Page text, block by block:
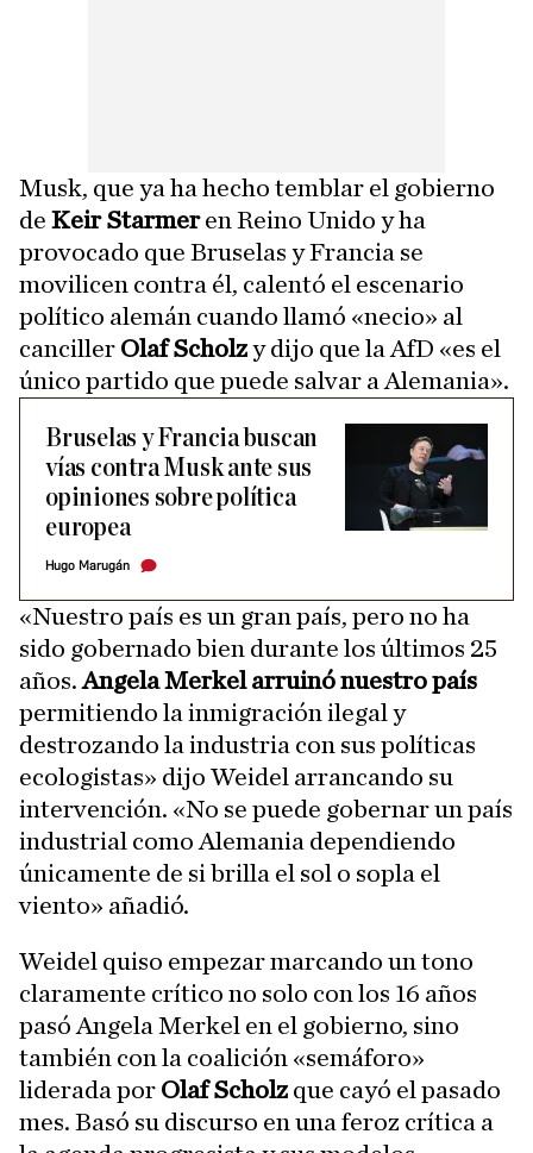
Musk, que ya ha hecho temblar el gobierno
de Keir Starmeren Reino Unido y ha
provocado que Bruselas y Francia se
movilicen contra él, calentó el escenario
político alemán cuando llamó «necio» al
canciller Olaf Scholzy dijo que la AfD «es el
único partido que puede salvar a Alemania».
Bruselas y Francia buscan
vías contra Musk ante sus
opiniones sobre política
europea
Hugo Marugán
«Nuestro país es un gran país, pero no ha
sido gobernado bien durante los últimos 25
años.Angela Merkel arruinó nuestro país
permitiendo la inmigración ilegal y
destrozando la industria con sus políticas
ecologistas» dijo Weidel arrancando su
intervención. «No se puede gobernar un país
industrial como Alemania dependiendo
únicamente de si brilla el sol o sopla el
viento» añadió.
Weidel quiso empezar marcando un tono
claramente crítico no solo con los 16 años
pasó Angela Merkel en el gobierno, sino
también con la coalición «semáforo»
liderada por Olaf Scholzque cayó el pasado
mes. Basó su discurso en una feroz crítica a